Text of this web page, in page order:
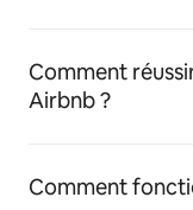
Comment
Airbnb ?
Comment